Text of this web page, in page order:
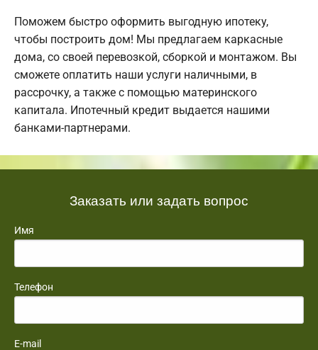
Поможем быстро оформить выгодную ипотеку,
чтобы построить дом! Мы предлагаем каркасные
дома, со своей перевозкой, сборкой и монтажом. Вы
сможете оплатить наши услуги наличными, в
рассрочку, а также с помощью материнского
капитала. Ипотечный кредит выдается нашими
банками-партнерами.
Заказать или задать вопрос
Имя
Телефон
E-mail